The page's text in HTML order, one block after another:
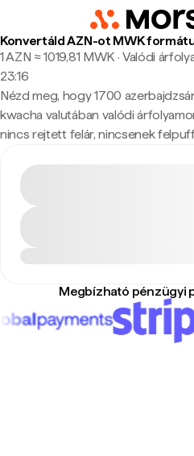
Konvertáld AZN-ot MWK
1 AZN ≈ 1019,81 MWK · Valódi
23:16
Nézd meg, hogy 1700
kwacha valutában valódi
nincs rejtett felár, nincsenek
Megbízható pénzügyi